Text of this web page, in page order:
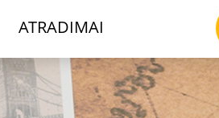
ATRADIMAI